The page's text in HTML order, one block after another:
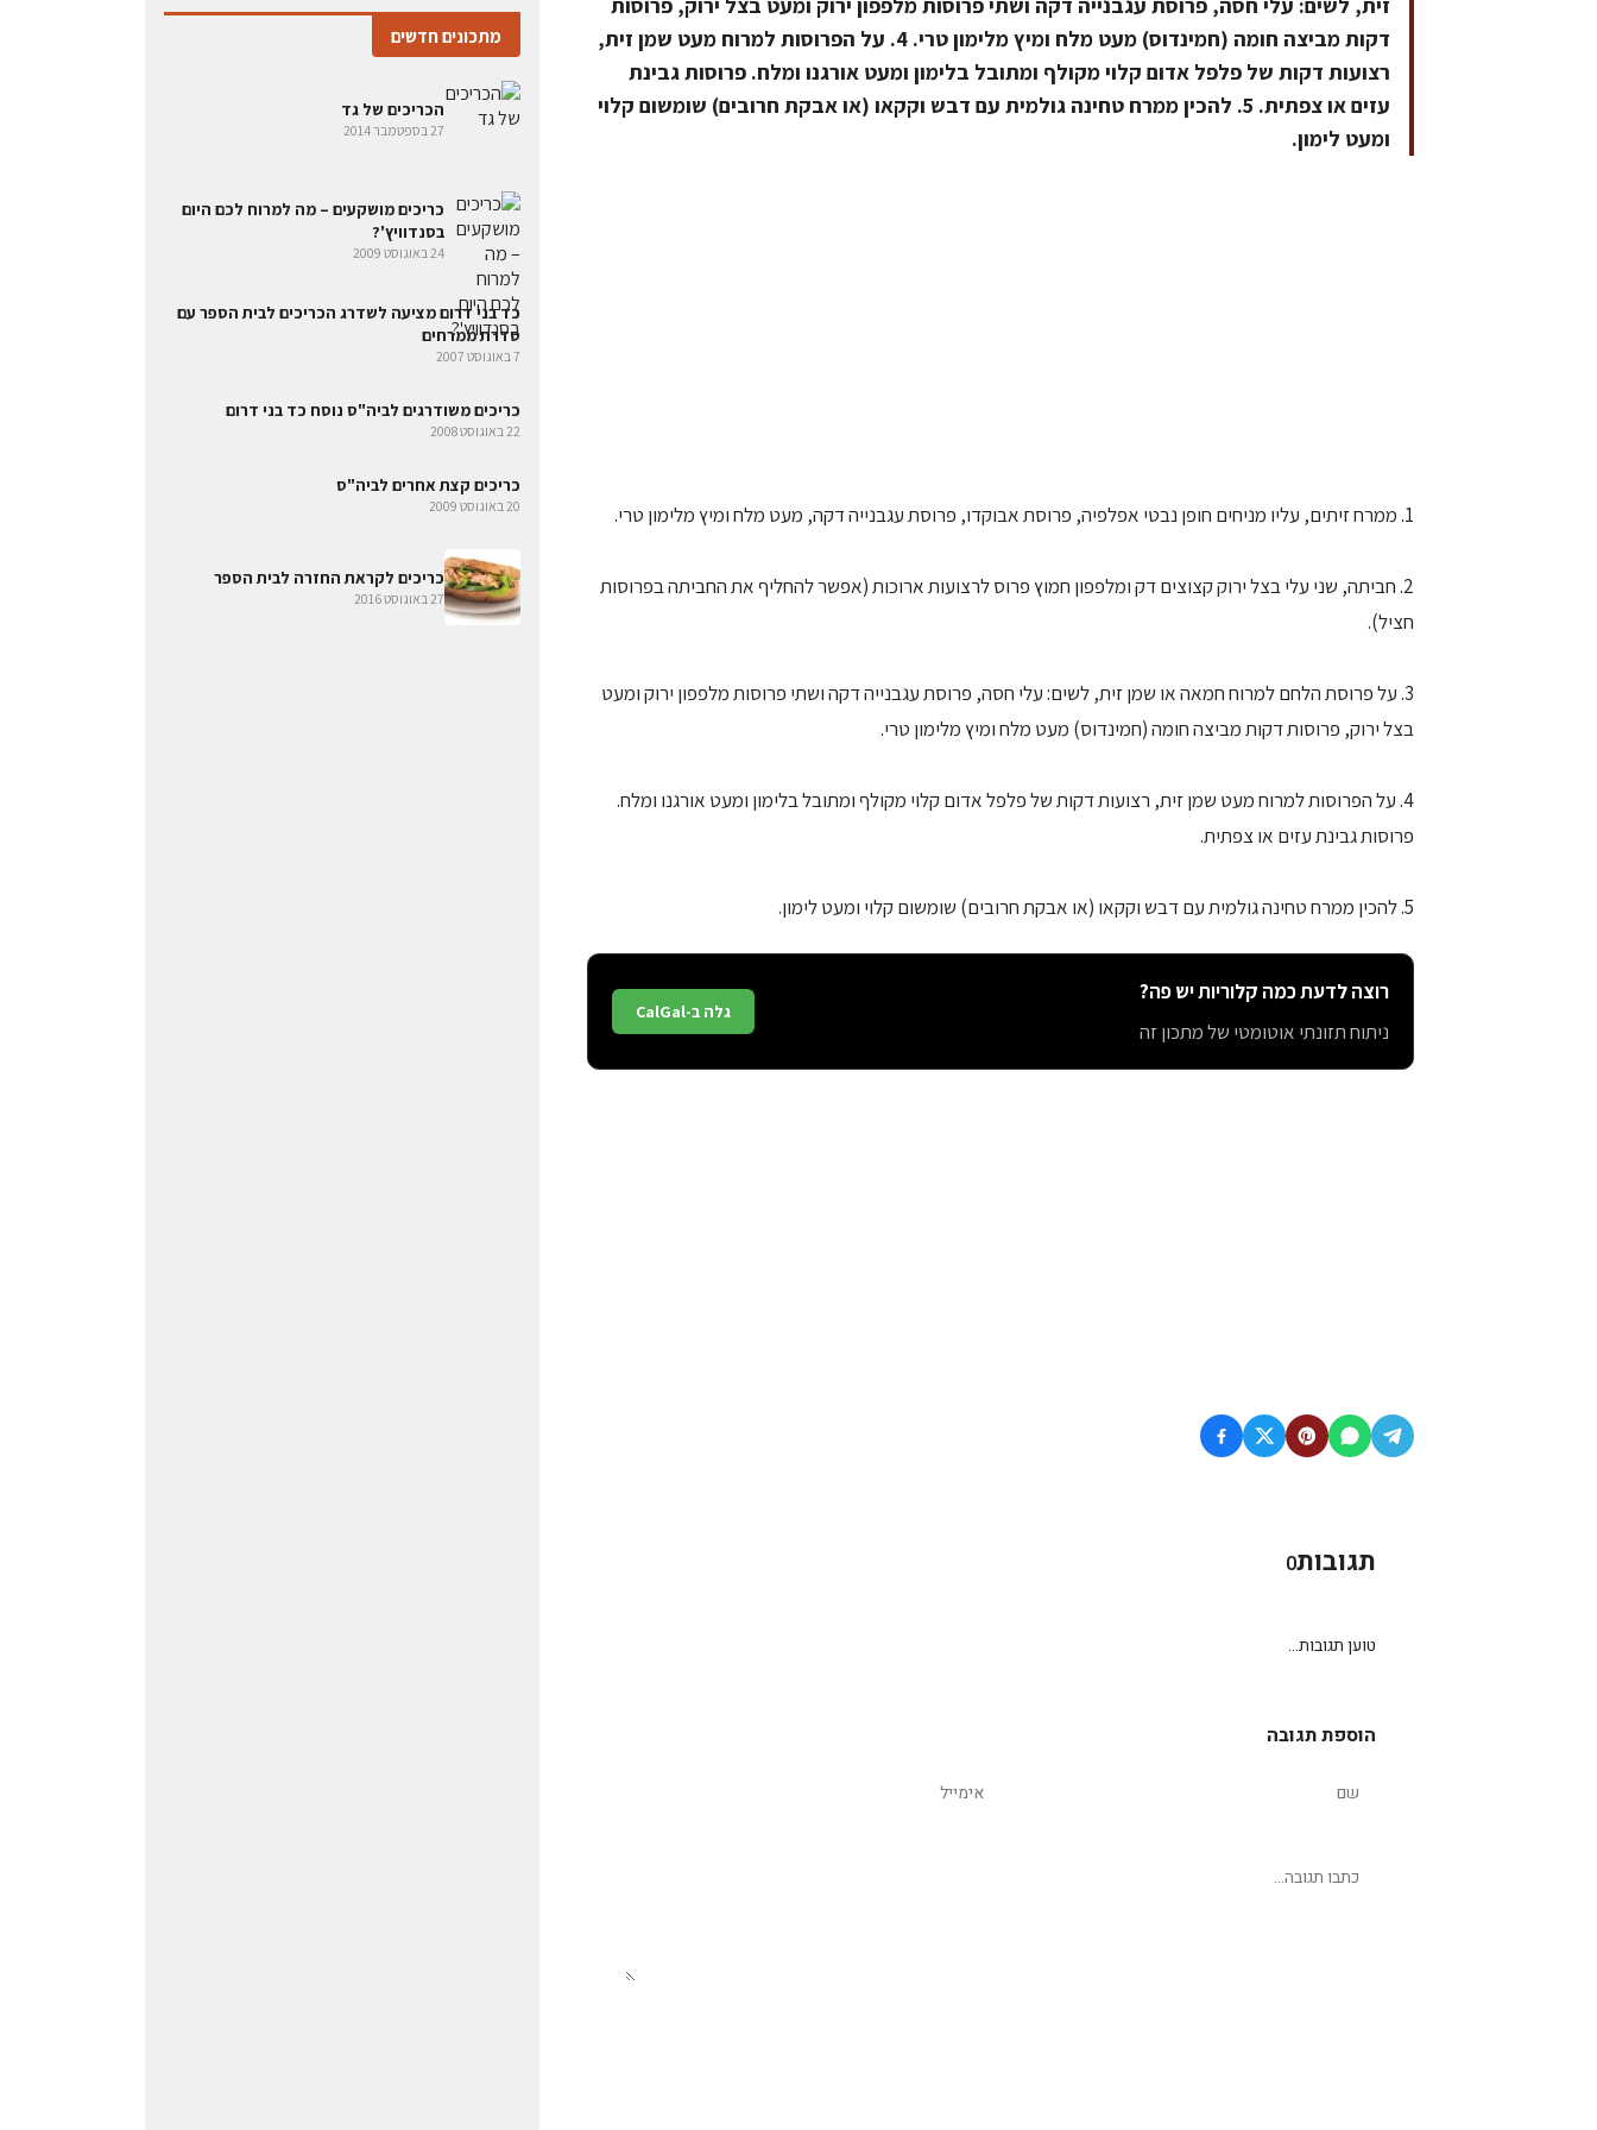
דקות מביצה חומה (חמינדוס) מעט מלח ומיץ מלימון טרי. 4. על הפרוסות למרוח מעט שמן זית,
רצועות דקות של פלפל אדום קלוי מקולף ומתובל בלימון ומעט אורגנו ומלח. פרוסות גבינת
עזים או צפתית. 5. להכין ממרח טחינה גולמית עם דבש וקקאו (או אבקת חרובים) שומשום קלוי
ומעט לימון.
1. ממרח זיתים, עליו מניחים חופן נבטי אפלפיה, פרוסת אבוקדו, פרוסת עגבנייה דקה, מעט מלח ומיץ מלימון טרי.
2. חביתה, שני עלי בצל ירוק קצוצים דק ומלפפון חמוץ פרוס לרצועות ארוכות (אפשר להחליף את החביתה בפרוסות
חציל).
3. על פרוסת הלחם למרוח חמאה או שמן זית, לשים: עלי חסה, פרוסת עגבנייה דקה ושתי פרוסות מלפפון ירוק ומעט
בצל ירוק, פרוסות דקות מביצה חומה (חמינדוס) מעט מלח ומיץ מלימון טרי.
4. על הפרוסות למרוח מעט שמן זית, רצועות דקות של פלפל אדום קלוי מקולף ומתובל בלימון ומעט אורגנו ומלח.
פרוסות גבינת עזים או צפתית.
5. להכין ממרח טחינה גולמית עם דבש וקקאו (או אבקת חרובים) שומשום קלוי ומעט לימון.
רוצה לדעת כמה קלוריות יש פה?
ניתוח תזונתי אוטומטי של מתכון זה
גלה ב-CalGal
תגובות0
טוען תגובות...
הוספת תגובה
מתכונים חדשים
הכריכים של גד
27 בספטמבר 2014
כריכים מושקעים – מה למרוח לכם היום
בסנדוויץ'?
24 באוגוסט 2009
כד בני דרום מציעה לשדרג הכריכים לבית הספר עם
סדרת ממרחים
7 באוגוסט 2007
כריכים משודרגים לביה"ס נוסח כד בני דרום
22 באוגוסט 2008
כריכים קצת אחרים לביה"ס
20 באוגוסט 2009
כריכים לקראת החזרה לבית הספר
27 באוגוסט 2016